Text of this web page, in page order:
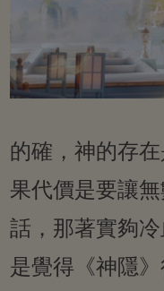
的確，神的存
果代價是要讓
話，那著實夠
是覺得《神隱